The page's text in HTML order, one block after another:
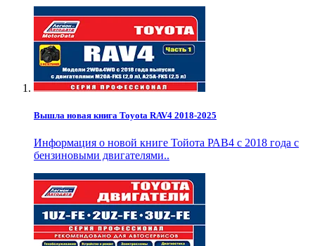
Вышла новая книга Toyota RAV4 2018-2025
Информация о новой книге Тойота РАВ4 с 2018 года с
бензиновыми двигателями..